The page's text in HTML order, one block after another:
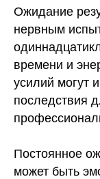
Ожидание
нервным
времени и
усилий могут
последствия
Постоянное
может быть